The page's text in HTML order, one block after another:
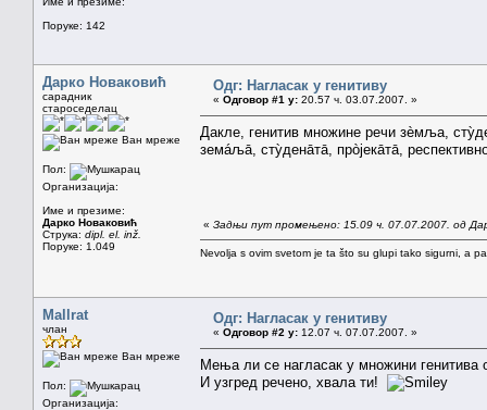
Поруке: 142
Дарко Новаковић
сарадник
староседелац
Ван мреже
Пол:
Организација:
Име и презиме:
Дарко Новаковић
Струка: dipl. el. inž.
Поруке: 1.049
Одг: Нагласак у генитиву
« Одговор #1 у: 20.57 ч. 03.07.2007. »
Дакле, генитив множине речи зèмља,
земáљā, стỳденāтā, прòјекāтā,
« Задњи пут промењено: 15.09 ч. 07.07.2007. од
Nevolja s ovim svetom je ta što su glupi tako sigurni, a
Mallrat
члан
Ван мреже
Пол:
Организација:
Одг: Нагласак у генитиву
« Одговор #2 у: 12.07 ч. 07.07.2007. »
Мења ли се нагласак у множини генитива
И узгред речено, хвала ти!